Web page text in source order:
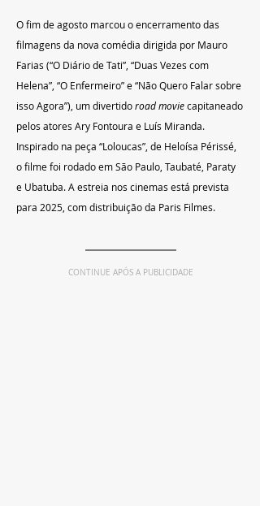
O fim de agosto marcou o encerramento das
filmagens da nova comédia dirigida por Mauro
Farias (“O Diário de Tati”, “Duas Vezes com
Helena”, “O Enfermeiro” e “Não Quero Falar sobre
isso Agora”), um divertido road movie capitaneado
pelos atores Ary Fontoura e Luís Miranda.
Inspirado na peça “Loloucas”, de Heloísa Périssé,
o filme foi rodado em São Paulo, Taubaté, Paraty
e Ubatuba. A estreia nos cinemas está prevista
para 2025, com distribuição da Paris Filmes.
CONTINUE APÓS A PUBLICIDADE